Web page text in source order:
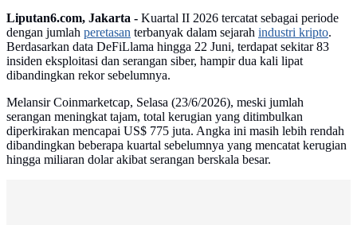
Liputan6.com, Jakarta - Kuartal II 2026 tercatat sebagai periode
dengan jumlah peretasan terbanyak dalam sejarah industri kripto.
Berdasarkan data DeFiLlama hingga 22 Juni, terdapat sekitar 83
insiden eksploitasi dan serangan siber, hampir dua kali lipat
dibandingkan rekor sebelumnya.
Melansir Coinmarketcap, Selasa (23/6/2026), meski jumlah
serangan meningkat tajam, total kerugian yang ditimbulkan
diperkirakan mencapai US$ 775 juta. Angka ini masih lebih rendah
dibandingkan beberapa kuartal sebelumnya yang mencatat kerugian
hingga miliaran dolar akibat serangan berskala besar.